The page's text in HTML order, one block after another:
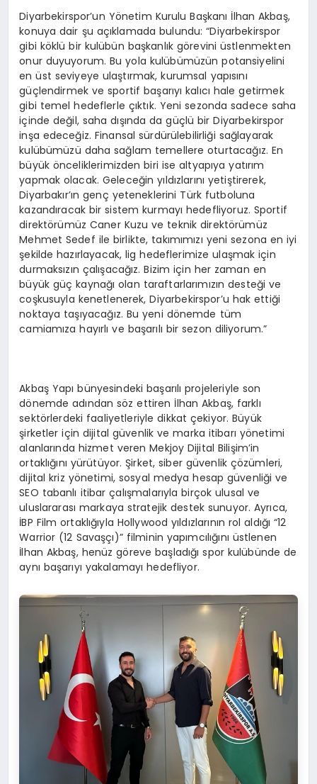
Diyarbekirspor’un Yönetim Kurulu Başkanı İlhan Akbaş,
konuya dair şu açıklamada bulundu: “Diyarbekirspor
gibi köklü bir kulübün başkanlık görevini üstlenmekten
onur duyuyorum. Bu yola kulübümüzün potansiyelini
en üst seviyeye ulaştırmak, kurumsal yapısını
güçlendirmek ve sportif başarıyı kalıcı hale getirmek
gibi temel hedeflerle çıktık. Yeni sezonda sadece saha
içinde değil, saha dışında da güçlü bir Diyarbekirspor
inşa edeceğiz. Finansal sürdürülebilirliği sağlayarak
kulübümüzü daha sağlam temellere oturtacağız. En
büyük önceliklerimizden biri ise altyapıya yatırım
yapmak olacak. Geleceğin yıldızlarını yetiştirerek,
Diyarbakır’ın genç yeteneklerini Türk futboluna
kazandıracak bir sistem kurmayı hedefliyoruz. Sportif
direktörümüz Caner Kuzu ve teknik direktörümüz
Mehmet Sedef ile birlikte, takımımızı yeni sezona en iyi
şekilde hazırlayacak, lig hedeflerimize ulaşmak için
durmaksızın çalışacağız. Bizim için her zaman en
büyük güç kaynağı olan taraftarlarımızın desteği ve
coşkusuyla kenetlenerek, Diyarbekirspor’u hak ettiği
noktaya taşıyacağız. Bu yeni dönemde tüm
camiamıza hayırlı ve başarılı bir sezon diliyorum.”
Akbaş Yapı bünyesindeki başarılı projeleriyle son
dönemde adından söz ettiren İlhan Akbaş, farklı
sektörlerdeki faaliyetleriyle dikkat çekiyor. Büyük
şirketler için dijital güvenlik ve marka itibarı yönetimi
alanlarında hizmet veren Mekjoy Dijital Bilişim’in
ortaklığını yürütüyor. Şirket, siber güvenlik çözümleri,
dijital kriz yönetimi, sosyal medya hesap güvenliği ve
SEO tabanlı itibar çalışmalarıyla birçok ulusal ve
uluslararası markaya stratejik destek sunuyor. Ayrıca,
İBP Film ortaklığıyla Hollywood yıldızlarının rol aldığı “12
Warrior (12 Savaşçı)” filminin yapımcılığını üstlenen
İlhan Akbaş, henüz göreve başladığı spor kulübünde de
aynı başarıyı yakalamayı hedefliyor.